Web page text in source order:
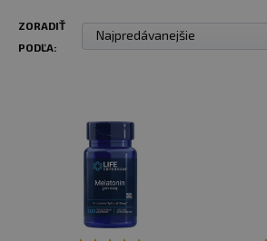
ZORADIŤ
PODĽA:
Najpredávanejšie